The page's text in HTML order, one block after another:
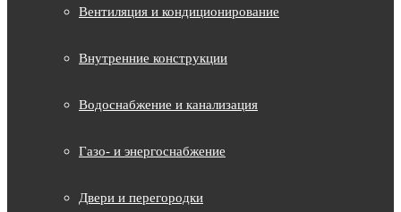
Вентиляция и кондиционирование
Внутренние конструкции
Водоснабжение и канализация
Газо- и энергоснабжение
Двери и перегородки